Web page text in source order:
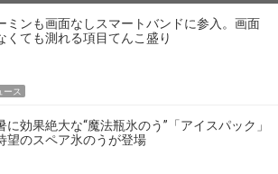
ミンも画面なしスマートバンドに参入。画面
くても測れる項目てんこ盛り
ース
に効果絶大な“魔法瓶氷のう”「アイスパック」
望のスペア氷のうが登場